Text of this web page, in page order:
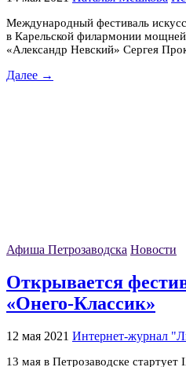
Международный фестиваль
в Карельской филармонии
«Александр Невский» Сергея
Далее →
Афиша Петрозаводска Новости
Открывается
«Онего-Классик»
12 мая 2021 Интернет-журнал
13 мая в Петрозаводске стартует